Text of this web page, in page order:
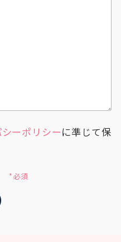
ーポリシーに準じて保
*必須